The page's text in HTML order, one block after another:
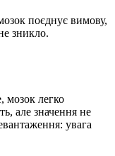
поєднує вимову,
зникло.
мозок легко
але значення не
увага